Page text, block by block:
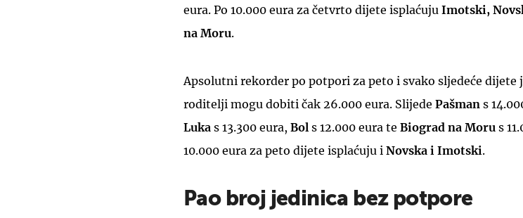
eura. Po 10.000 eura za četvrto dijete isplaćuju Imotski,
na Moru.
Apsolutni rekorder po potpori za peto i svako sljedeće dijete
roditelji mogu dobiti čak 26.000 eura. Slijede Pašman s
Luka s 13.300 eura, Bol s 12.000 eura te Biograd na Moru s
10.000 eura za peto dijete isplaćuju i Novska i Imotski.
Pao broj jedinica bez potpore